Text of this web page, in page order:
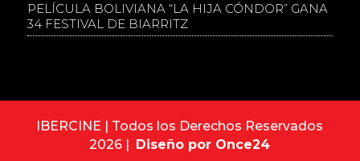
PELÍCULA BOLIVIANA “LA HIJA CÓNDOR” GANA
34 FESTIVAL DE BIARRITZ
IBERCINE | Todos los Derechos Reservados
2026 | Diseño por Once24